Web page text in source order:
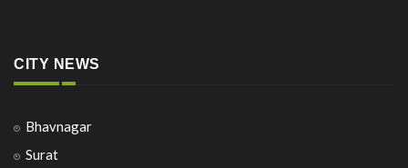
CITY NEWS
Bhavnagar
Surat